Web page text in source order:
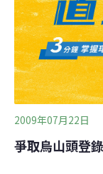
環保局表示，嘉
排情形，這次遭
派人前往查看。
2009年07月22日
爭取烏山頭登